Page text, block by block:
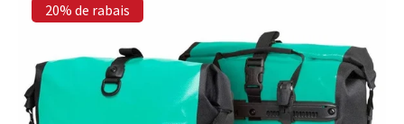
20% de rabais